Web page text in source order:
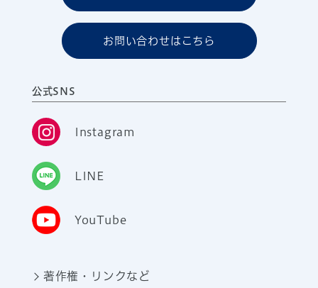
お問い合わせはこちら
公式SNS
Instagram
LINE
YouTube
著作権・リンクなど